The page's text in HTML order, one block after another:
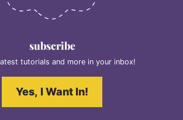
subscribe
tutorials and more in your inbox!
Yes, I Want In!